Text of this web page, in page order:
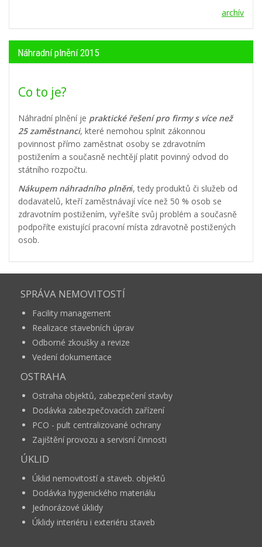
archív
Náhradní plnění 2015
Co to je?
Náhradní plnění je praktické řešení pro firmy s více než
25 zaměstnanci, které nemohou splnit zákonnou
povinnost přímo zaměstnat osoby se zdravotním
postižením a současně nechtějí platit povinný odvod do
státního rozpočtu.
Nákupem náhradního plnění, tedy produktů či služeb od
dodavatelů, kteří zaměstnávají více než 50 % osob se
zdravotním postižením, vyřešíte svůj problém a současně
podpoříte existující pracovní místa zdravotně postižených
osob.
SPRÁVA NEMOVITOSTÍ
Facility management
Realizace stavebních úprav
Odborné zkoušky a revize
Vedení dokumentace
OSTRAHA
Ostraha objektů, zabezpečení stavby
Dodávka zabezpečovacích zařízení
PCO - pult centralizované ochrany
Zajištění provozu a servisní činnosti
ÚKLID
Úklid nemovitostí a staveb. objektů
Dodávka hygienického materiálu
Jednorázové úklidy
Úklidy interiéru i exteriéru staveb